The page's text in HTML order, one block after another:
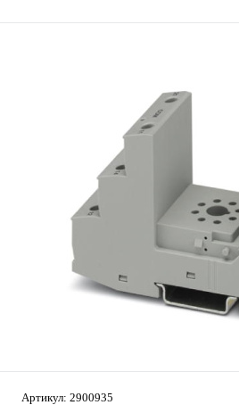
Артикул: 2900935